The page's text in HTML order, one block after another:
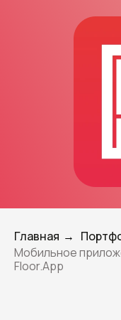
Главная →
Мобильное
Floor.App